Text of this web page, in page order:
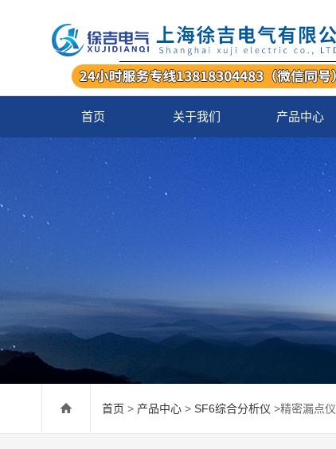
首页 关于我们 产品中心
首页 > 产品中心 > SF6综合分析仪 >精密漏点仪